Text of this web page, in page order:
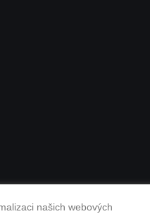
našich webových